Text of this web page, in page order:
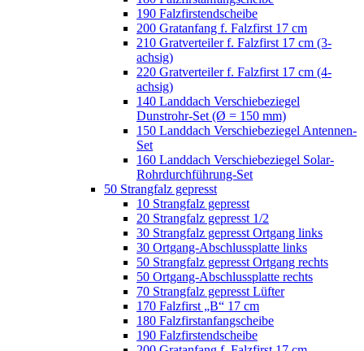
190 Falzfirstendscheibe
200 Gratanfang f. Falzfirst 17 cm
210 Gratverteiler f. Falzfirst 17 cm (3-
achsig)
220 Gratverteiler f. Falzfirst 17 cm (4-
achsig)
140 Landdach Verschiebeziegel
Dunstrohr-Set (Ø = 150 mm)
150 Landdach Verschiebeziegel Antennen-
Set
160 Landdach Verschiebeziegel Solar-
Rohrdurchführung-Set
50 Strangfalz gepresst
10 Strangfalz gepresst
20 Strangfalz gepresst 1/2
30 Strangfalz gepresst Ortgang links
30 Ortgang-Abschlussplatte links
50 Strangfalz gepresst Ortgang rechts
50 Ortgang-Abschlussplatte rechts
70 Strangfalz gepresst Lüfter
170 Falzfirst „B“ 17 cm
180 Falzfirstanfangscheibe
190 Falzfirstendscheibe